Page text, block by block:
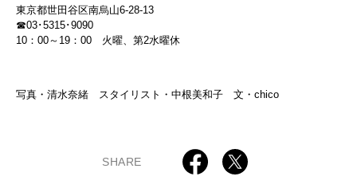
東京都世田谷区南烏山6-28-13
☎03･5315･9090
10：00～19：00 火曜、第2水曜休
写真・清水奈緒 スタイリスト・中根美和子 文・chico
SHARE